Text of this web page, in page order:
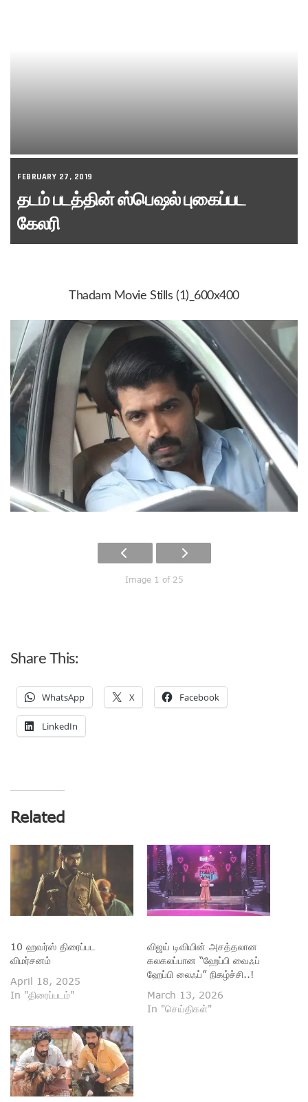
FEBRUARY 27, 2019
தடம் படத்தின் ஸ்பெஷல் புகைப்பட
கேலரி
Thadam Movie Stills (1)_600x400
Image 1 of 25
Share This:
WhatsApp X Facebook
LinkedIn
Related
10 ஹவர்ஸ் திரைப்பட
விமர்சனம்
April 18, 2025
In "திரைப்படம்"
விஜய் டிவியின் அசத்தலான
கலகலப்பான “ஹேப்பி வைஃப்
ஹேப்பி லைஃப்” நிகழ்ச்சி..!
March 13, 2026
In "செய்திகள்"